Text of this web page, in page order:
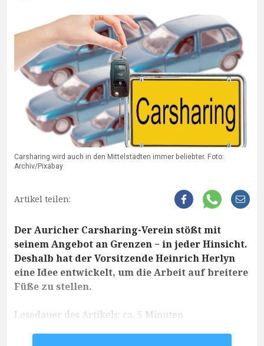
Carsharing wird auch in den Mittelstädten immer beliebter. Foto:
Archiv/Pixabay
Artikel teilen:
Der Auricher Carsharing-Verein stößt mit
seinem Angebot an Grenzen − in jeder Hinsicht.
Deshalb hat der Vorsitzende Heinrich Herlyn
eine Idee entwickelt, um die Arbeit auf breitere
Füße zu stellen.
Lesedauer des Artikels: ca. 5 Minuten